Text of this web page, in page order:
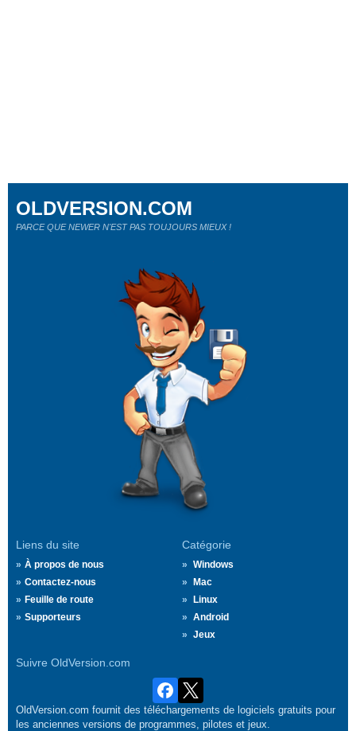
Liens du site
À propos de nous
Contactez-nous
Feuille de route
Supporteurs
Catégorie
Windows
Mac
Linux
Android
Jeux
Suivre OldVersion.com
OLDVERSION.COM
PARCE QUE NEWER N'EST PAS TOUJOURS MIEUX !
OldVersion.com fournit des téléchargements de logiciels gratuits pour
les anciennes versions de programmes, pilotes et jeux.